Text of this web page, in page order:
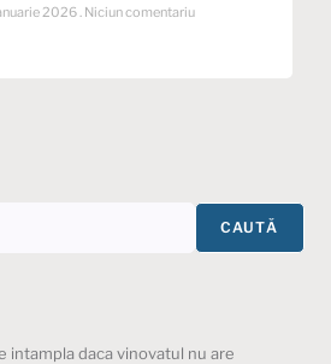
2026 Niciun comentariu
CAUTĂ
intampla daca vinovatul nu are